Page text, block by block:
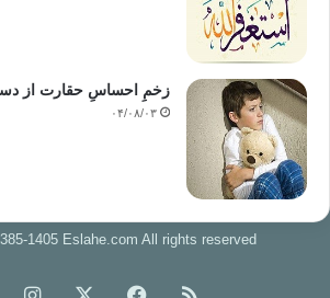
زخمِ احساسِ حقارت از
۰۴/۰۸/۰۳
1405 Eslahe.com All rights reserved